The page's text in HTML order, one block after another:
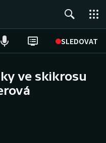
SLEDOVAT
ve skikrosu